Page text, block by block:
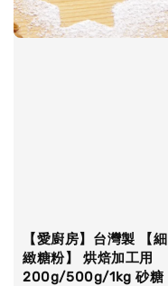
【愛廚房】台灣製 【細
緻糖粉】 烘焙加工用
200g/500g/1kg 砂糖